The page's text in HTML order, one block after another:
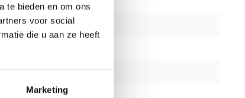
te bieden en om ons
voor social
die u aan ze heeft
Marketing